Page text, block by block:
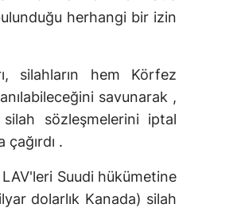
herhangi bir izin
silahların hem Körfez
savunarak ,
sözleşmelerini iptal
.
LAV'leri Suudi hükümetine
dolarlık Kanada) silah